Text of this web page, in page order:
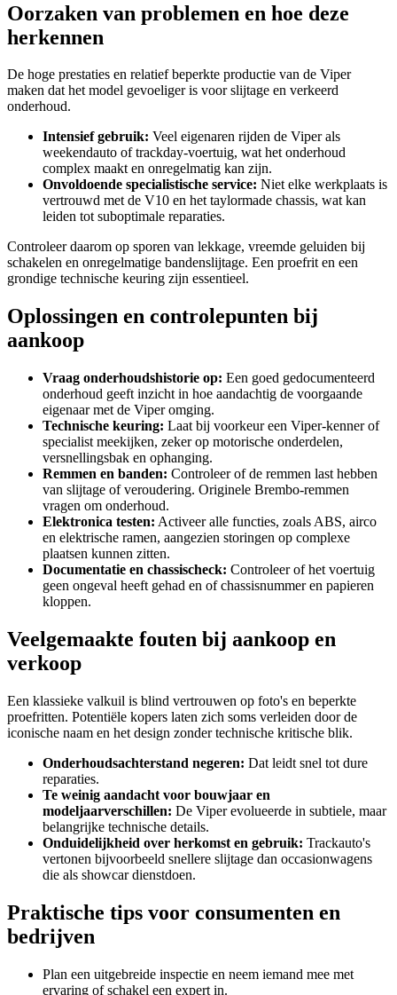
Oorzaken van problemen en hoe deze
herkennen
De hoge prestaties en relatief beperkte productie van de Viper
maken dat het model gevoeliger is voor slijtage en verkeerd
onderhoud.
Intensief gebruik: Veel eigenaren rijden de Viper als
weekendauto of trackday-voertuig, wat het onderhoud
complex maakt en onregelmatig kan zijn.
Onvoldoende specialistische service: Niet elke werkplaats is
vertrouwd met de V10 en het taylormade chassis, wat kan
leiden tot suboptimale reparaties.
Controleer daarom op sporen van lekkage, vreemde geluiden bij
schakelen en onregelmatige bandenslijtage. Een proefrit en een
grondige technische keuring zijn essentieel.
Oplossingen en controlepunten bij
aankoop
Vraag onderhoudshistorie op: Een goed gedocumenteerd
onderhoud geeft inzicht in hoe aandachtig de voorgaande
eigenaar met de Viper omging.
Technische keuring: Laat bij voorkeur een Viper-kenner of
specialist meekijken, zeker op motorische onderdelen,
versnellingsbak en ophanging.
Remmen en banden: Controleer of de remmen last hebben
van slijtage of veroudering. Originele Brembo-remmen
vragen om onderhoud.
Elektronica testen: Activeer alle functies, zoals ABS, airco
en elektrische ramen, aangezien storingen op complexe
plaatsen kunnen zitten.
Documentatie en chassischeck: Controleer of het voertuig
geen ongeval heeft gehad en of chassisnummer en papieren
kloppen.
Veelgemaakte fouten bij aankoop en
verkoop
Een klassieke valkuil is blind vertrouwen op foto's en beperkte
proefritten. Potentiële kopers laten zich soms verleiden door de
iconische naam en het design zonder technische kritische blik.
Onderhoudsachterstand negeren: Dat leidt snel tot dure
reparaties.
Te weinig aandacht voor bouwjaar en
modeljaarverschillen: De Viper evolueerde in subtiele, maar
belangrijke technische details.
Onduidelijkheid over herkomst en gebruik: Trackauto's
vertonen bijvoorbeeld snellere slijtage dan occasionwagens
die als showcar dienstdoen.
Praktische tips voor consumenten en
bedrijven
Plan een uitgebreide inspectie en neem iemand mee met
ervaring of schakel een expert in.